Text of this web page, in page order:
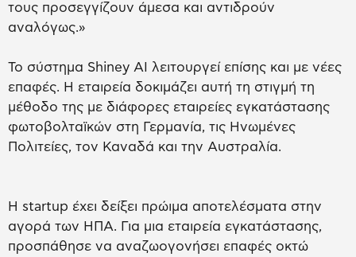
τους προσεγγίζουν άμεσα και αντιδρούν
αναλόγως.»
Το σύστημα Shiney AI λειτουργεί επίσης και με νέες
επαφές. Η εταιρεία δοκιμάζει αυτή τη στιγμή τη
μέθοδο της με διάφορες εταιρείες εγκατάστασης
φωτοβολταϊκών στη Γερμανία, τις Ηνωμένες
Πολιτείες, τον Καναδά και την Αυστραλία.
Η startup έχει δείξει πρώιμα αποτελέσματα στην
αγορά των ΗΠΑ. Για μια εταιρεία εγκατάστασης,
προσπάθησε να αναζωογονήσει επαφές οκτώ